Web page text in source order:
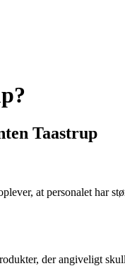
Taastrup
at personalet har
der angiveligt